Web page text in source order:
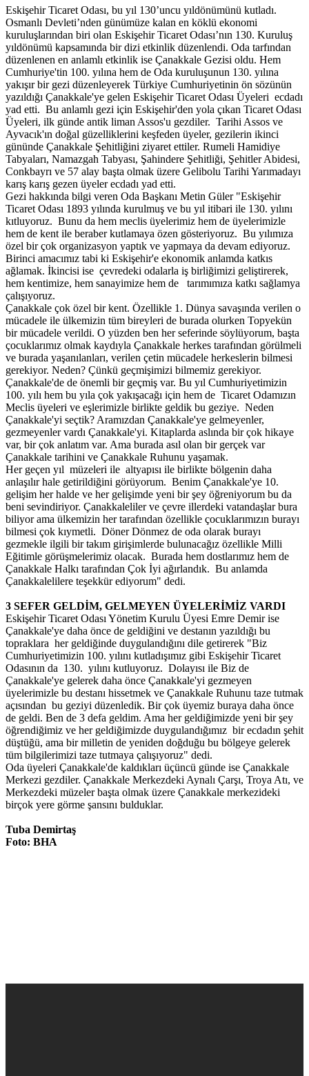
Eskişehir Ticaret Odası, bu yıl 130’uncu yıldönümünü kutladı.
Osmanlı Devleti’nden günümüze kalan en köklü ekonomi
kuruluşlarından biri olan Eskişehir Ticaret Odası’nın 130. Kuruluş
yıldönümü kapsamında bir dizi etkinlik düzenlendi. Oda tarfından
düzenlenen en anlamlı etkinlik ise Çanakkale Gezisi oldu. Hem
Cumhuriye'tin 100. yılına hem de Oda kuruluşunun 130. yılına
yakışır bir gezi düzenleyerek Türkiye Cumhuriyetinin ön sözünün
yazıldığı Çanakkale'ye gelen Eskişehir Ticaret Odası Üyeleri ecdadı
yad etti. Bu anlamlı gezi için Eskişehir'den yola çıkan Ticaret Odası
Üyeleri, ilk günde antik liman Assos'u gezdiler. Tarihi Assos ve
Ayvacık'ın doğal güzelliklerini keşfeden üyeler, gezilerin ikinci
gününde Çanakkale Şehitliğini ziyaret ettiler. Rumeli Hamidiye
Tabyaları, Namazgah Tabyası, Şahindere Şehitliği, Şehitler Abidesi,
Conkbayrı ve 57 alay başta olmak üzere Gelibolu Tarihi Yarımadayı
karış karış gezen üyeler ecdadı yad etti.
Gezi hakkında bilgi veren Oda Başkanı Metin Güler "Eskişehir
Ticaret Odası 1893 yılında kurulmuş ve bu yıl itibari ile 130. yılını
kıtluyoruz. Bunu da hem meclis üyelerimiz hem de üyelerimizle
hem de kent ile beraber kutlamaya özen gösteriyoruz. Bu yılımıza
özel bir çok organizasyon yaptık ve yapmaya da devam ediyoruz.
Birinci amacımız tabi ki Eskişehir'e ekonomik anlamda katkıs
ağlamak. İkincisi ise çevredeki odalarla iş birliğimizi geliştirerek,
hem kentimize, hem sanayimize hem de tarımımıza katkı sağlamya
çalışıyoruz.
Çanakkale çok özel bir kent. Özellikle 1. Dünya savaşında verilen o
mücadele ile ülkemizin tüm bireyleri de burada olurken Topyekün
bir mücadele verildi. O yüzden ben her seferinde söylüyorum, başta
çocuklarımız olmak kaydıyla Çanakkale herkes tarafından görülmeli
ve burada yaşanılanları, verilen çetin mücadele herkeslerin bilmesi
gerekiyor. Neden? Çünkü geçmişimizi bilmemiz gerekiyor.
Çanakkale'de de önemli bir geçmiş var. Bu yıl Cumhuriyetimizin
100. yılı hem bu yıla çok yakışacağı için hem de Ticaret Odamızın
Meclis üyeleri ve eşlerimizle birlikte geldik bu geziye. Neden
Çanakkale'yi seçtik? Aramızdan Çanakkale'ye gelmeyenler,
gezmeyenler vardı Çanakkale'yi. Kitaplarda aslında bir çok hikaye
var, bir çok anlatım var. Ama burada asıl olan bir gerçek var
Çanakkale tarihini ve Çanakkale Ruhunu yaşamak.
Her geçen yıl müzeleri ile altyapısı ile birlikte bölgenin daha
anlaşılır hale getirildiğini görüyorum. Benim Çanakkale'ye 10.
gelişim her halde ve her gelişimde yeni bir şey öğreniyorum bu da
beni sevindiriyor. Çanakkaleliler ve çevre illerdeki vatandaşlar bura
biliyor ama ülkemizin her tarafından özellikle çocuklarımızın burayı
bilmesi çok kıymetli. Döner Dönmez de oda olarak burayı
gezmekle ilgili bir takım girişimlerde bulunacağız özellikle Milli
Eğitimle görüşmelerimiz olacak. Burada hem dostlarımız hem de
Çanakkale Halkı tarafından Çok İyi ağırlandık. Bu anlamda
Çanakkalelilere teşekkür ediyorum" dedi.
3 SEFER GELDİM, GELMEYEN ÜYELERİMİZ VARDI
Eskişehir Ticaret Odası Yönetim Kurulu Üyesi Emre Demir ise
Çanakkale'ye daha önce de geldiğini ve destanın yazıldığı bu
topraklara her geldiğinde duygulandığını dile getirerek "Biz
Cumhuriyetimizin 100. yılını kutladışımız gibi Eskişehir Ticaret
Odasının da 130. yılını kutluyoruz. Dolayısı ile Biz de
Çanakkale'ye gelerek daha önce Çanakkale'yi gezmeyen
üyelerimizle bu destanı hissetmek ve Çanakkale Ruhunu taze tutmak
açısından bu geziyi düzenledik. Bir çok üyemiz buraya daha önce
de geldi. Ben de 3 defa geldim. Ama her geldiğimizde yeni bir şey
öğrendiğimiz ve her geldiğimizde duygulandığımız bir ecdadın şehit
düştüğü, ama bir milletin de yeniden doğduğu bu bölgeye gelerek
tüm bilgilerimizi taze tutmaya çalışıyoruz" dedi.
Oda üyeleri Çanakkale'de kaldıkları üçüncü günde ise Çanakkale
Merkezi gezdiler. Çanakkale Merkezdeki Aynalı Çarşı, Troya Atı, ve
Merkezdeki müzeler başta olmak üzere Çanakkale merkezideki
birçok yere görme şansını bulduklar.
Tuba Demirtaş
Foto: BHA